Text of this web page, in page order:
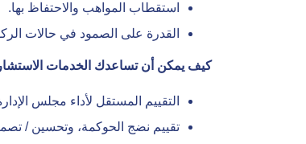
استقطاب المواهب والاحتفاظ بها.
القدرة على الصمود في حالات
كيف يمكن أن تساعدك الخدمات
التقييم المستقل لأداء مجلس
تقييم نضج الحوكمة، وتحسين /